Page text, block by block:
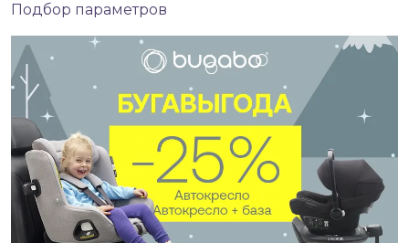
Подбор параметров